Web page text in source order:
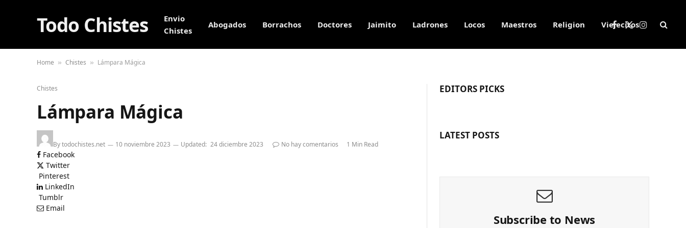
Todo Chistes
Envio
Chistes
Abogados Borrachos Doctores Jaimito Ladrones Locos Maestros Religion Viejecitos
Facebook
X
Instagram
Home » Chistes » Lámpara Mágica
Chistes
Lámpara Mágica
Bytodochistes.net 10 noviembre 2023 Updated: 24 diciembre 2023 No hay comentarios 1 Min Read
Facebook
Twitter
Pinterest
LinkedIn
Tumblr
Email
EDITORS PICKS
LATEST POSTS
Subscribe to News